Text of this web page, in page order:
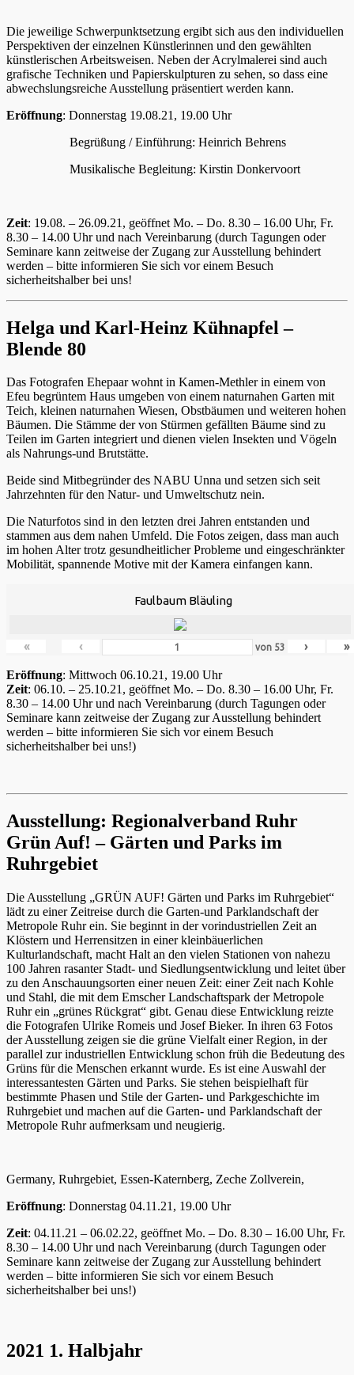
Die jeweilige Schwerpunktsetzung ergibt sich aus den individuellen
Perspektiven der einzelnen Künstlerinnen und den gewählten
künstlerischen Arbeitsweisen. Neben der Acrylmalerei sind auch
grafische Techniken und Papierskulpturen zu sehen, so dass eine
abwechslungsreiche Ausstellung präsentiert werden kann.
Eröffnung: Donnerstag 19.08.21, 19.00 Uhr
Begrüßung / Einführung: Heinrich Behrens
Musikalische Begleitung: Kirstin Donkervoort
Zeit: 19.08. – 26.09.21, geöffnet Mo. – Do. 8.30 – 16.00 Uhr, Fr.
8.30 – 14.00 Uhr und nach Vereinbarung (durch Tagungen oder
Seminare kann zeitweise der Zugang zur Ausstellung behindert
werden – bitte informieren Sie sich vor einem Besuch
sicherheitshalber bei uns!
Helga und Karl-Heinz Kühnapfel –
Blende 80
Das Fotografen Ehepaar wohnt in Kamen-Methler in einem von
Efeu begrüntem Haus umgeben von einem naturnahen Garten mit
Teich, kleinen naturnahen Wiesen, Obstbäumen und weiteren hohen
Bäumen. Die Stämme der von Stürmen gefällten Bäume sind zu
Teilen im Garten integriert und dienen vielen Insekten und Vögeln
als Nahrungs-und Brutstätte.
Beide sind Mitbegründer des NABU Unna und setzen sich seit
Jahrzehnten für den Natur- und Umweltschutz nein.
Die Naturfotos sind in den letzten drei Jahren entstanden und
stammen aus dem nahen Umfeld. Die Fotos zeigen, dass man auch
im hohen Alter trotz gesundheitlicher Probleme und eingeschränkter
Mobilität, spannende Motive mit der Kamera einfangen kann.
Faulbaum Bläuling
« ‹ von 53 › »
Eröffnung: Mittwoch 06.10.21, 19.00 Uhr
Zeit: 06.10. – 25.10.21, geöffnet Mo. – Do. 8.30 – 16.00 Uhr, Fr.
8.30 – 14.00 Uhr und nach Vereinbarung (durch Tagungen oder
Seminare kann zeitweise der Zugang zur Ausstellung behindert
werden – bitte informieren Sie sich vor einem Besuch
sicherheitshalber bei uns!)
Ausstellung: Regionalverband Ruhr
Grün Auf! – Gärten und Parks im
Ruhrgebiet
Die Ausstellung „GRÜN AUF! Gärten und Parks im Ruhrgebiet“
lädt zu einer Zeitreise durch die Garten-und Parklandschaft der
Metropole Ruhr ein. Sie beginnt in der vorindustriellen Zeit an
Klöstern und Herrensitzen in einer kleinbäuerlichen
Kulturlandschaft, macht Halt an den vielen Stationen von nahezu
100 Jahren rasanter Stadt- und Siedlungsentwicklung und leitet über
zu den Anschauungsorten einer neuen Zeit: einer Zeit nach Kohle
und Stahl, die mit dem Emscher Landschaftspark der Metropole
Ruhr ein „grünes Rückgrat“ gibt. Genau diese Entwicklung reizte
die Fotografen Ulrike Romeis und Josef Bieker. In ihren 63 Fotos
der Ausstellung zeigen sie die grüne Vielfalt einer Region, in der
parallel zur industriellen Entwicklung schon früh die Bedeutung des
Grüns für die Menschen erkannt wurde. Es ist eine Auswahl der
interessantesten Gärten und Parks. Sie stehen beispielhaft für
bestimmte Phasen und Stile der Garten- und Parkgeschichte im
Ruhrgebiet und machen auf die Garten- und Parklandschaft der
Metropole Ruhr aufmerksam und neugierig.
Germany, Ruhrgebiet, Essen-Katernberg, Zeche Zollverein,
Eröffnung: Donnerstag 04.11.21, 19.00 Uhr
Zeit: 04.11.21 – 06.02.22, geöffnet Mo. – Do. 8.30 – 16.00 Uhr, Fr.
8.30 – 14.00 Uhr und nach Vereinbarung (durch Tagungen oder
Seminare kann zeitweise der Zugang zur Ausstellung behindert
werden – bitte informieren Sie sich vor einem Besuch
sicherheitshalber bei uns!)
2021 1. Halbjahr